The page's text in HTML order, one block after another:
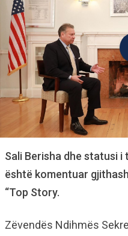
Sali Berisha dhe statusi i
është komentuar
“Top Story.
Zëvendës Ndihmës